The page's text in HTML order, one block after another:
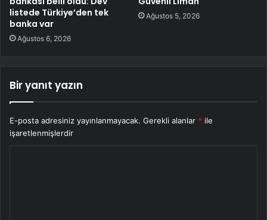
listede Türkiye’den tek
banka var
Ağustos 6, 2026
Ağustos 5, 2026
Bir yanıt yazın
E-posta adresiniz yayınlanmayacak. Gerekli alanlar * ile
işaretlenmişlerdir